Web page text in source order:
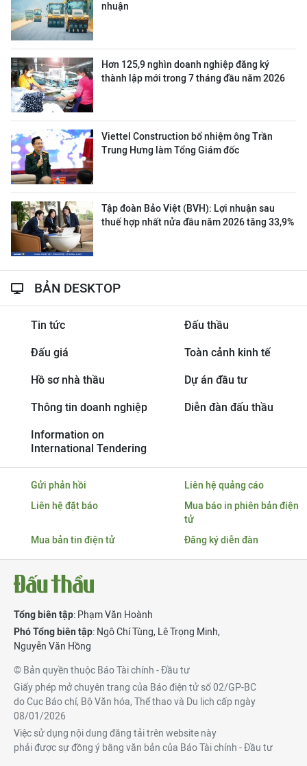
nhuận
Hơn 125,9 nghìn doanh nghiệp đăng ký
thành lập mới trong 7 tháng đầu năm 2026
Viettel Construction bổ nhiệm ông Trần
Trung Hưng làm Tổng Giám đốc
Tập đoàn Bảo Việt (BVH): Lợi nhuận sau
thuế hợp nhất nửa đầu năm 2026 tăng 33,9%
BẢN DESKTOP
Tin tức Đấu thầu
Đấu giá Toàn cảnh kinh tế
Hồ sơ nhà thầu Dự án đầu tư
Thông tin doanh nghiệp Diễn đàn đấu thầu
Information on
International Tendering
Gửi phản hồi
Liên hệ quảng cáo
Liên hệ đặt báo
Mua báo in phiên bản điện
tử
Mua bản tin điện tử
Đăng ký diễn đàn
Tổng biên tập: Phạm Văn Hoành
Phó Tổng biên tập: Ngô Chí Tùng, Lê Trọng Minh,
Nguyễn Văn Hồng
© Bản quyền thuộc Báo Tài chính - Đầu tư
Giấy phép mở chuyên trang của Báo điện tử số 02/GP-BC
do Cục Báo chí, Bộ Văn hóa, Thể thao và Du lịch cấp ngày
08/01/2026
Việc sử dụng nội dung đăng tải trên website này
phải được sự đồng ý bằng văn bản của Báo Tài chính - Đầu tư